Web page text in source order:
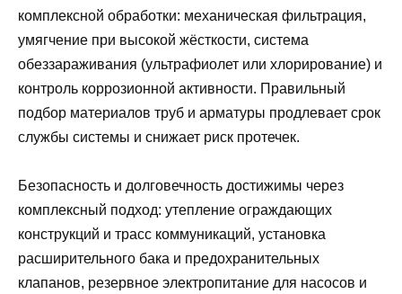
комплексной обработки: механическая фильтрация,
умягчение при высокой жёсткости, система
обеззараживания (ультрафиолет или хлорирование) и
контроль коррозионной активности. Правильный
подбор материалов труб и арматуры продлевает срок
службы системы и снижает риск протечек.
Безопасность и долговечность достижимы через
комплексный подход: утепление ограждающих
конструкций и трасс коммуникаций, установка
расширительного бака и предохранительных
клапанов, резервное электропитание для насосов и